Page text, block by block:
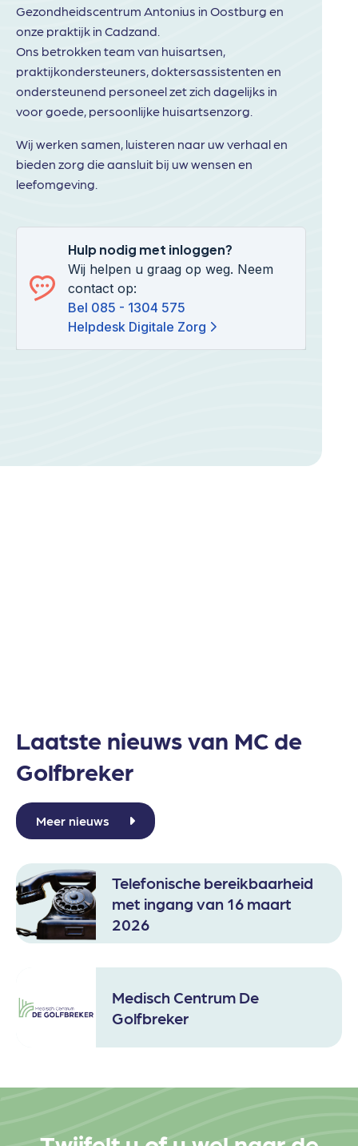
Gezondheidscentrum Antonius in Oostburg en
onze praktijk in Cadzand.
Ons betrokken team van huisartsen,
praktijkondersteuners, doktersassistenten en
ondersteunend personeel zet zich dagelijks in
voor goede, persoonlijke huisartsenzorg.
Wij werken samen, luisteren naar uw verhaal en
bieden zorg die aansluit bij uw wensen en
leefomgeving.
Laatste nieuws van MC de
Golfbreker
Meer nieuws
Telefonische bereikbaarheid
met ingang van 16 maart
2026
Medisch Centrum De
Golfbreker